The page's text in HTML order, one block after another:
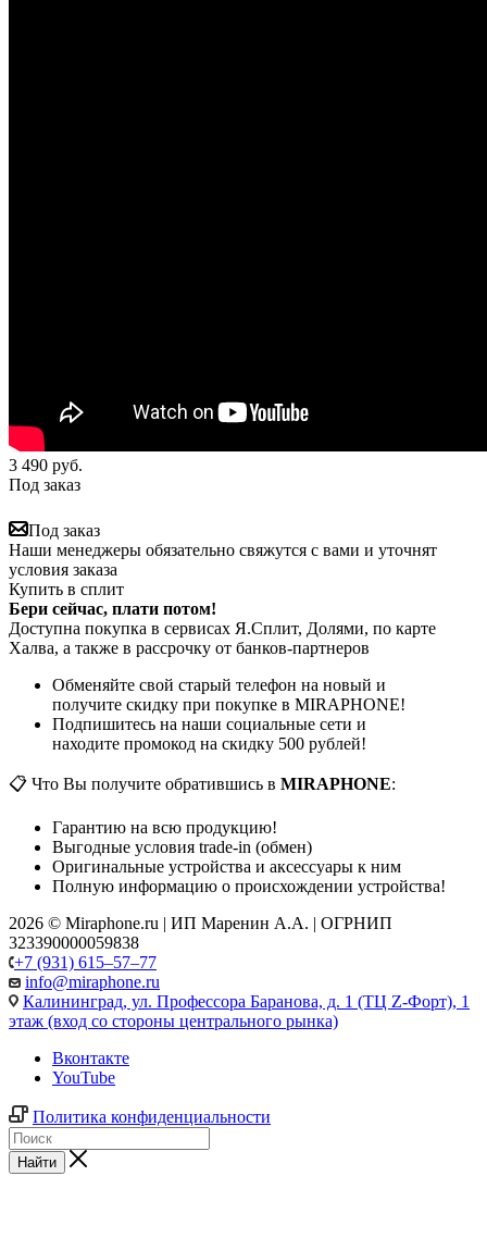
3 490 руб.
Под заказ
Под заказ
Наши менеджеры обязательно свяжутся с вами и уточнят
условия заказа
Купить в сплит
Бери сейчас, плати потом!
Доступна покупка в сервисах Я.Сплит, Долями, по карте
Халва, а также в рассрочку от банков-партнеров
Обменяйте свой старый телефон на новый и
получите скидку при покупке в MIRAPHONE!
Подпишитесь на наши социальные сети и
находите промокод на скидку 500 рублей!
📋 Что Вы получите обратившись в MIRAPHONE:
Гарантию на всю продукцию!
Выгодные условия trade-in (обмен)
Оригинальные устройства и аксессуары к ним
Полную информацию о происхождении устройства!
2026 © Miraphone.ru | ИП Маренин А.А. | ОГРНИП
323390000059838
+7 (931) 615‒57‒77
info@miraphone.ru
Калининград, ул. Профессора Баранова, д. 1 (ТЦ Z-Форт), 1
этаж (вход со стороны центрального рынка)
Вконтакте
YouTube
Политика конфиденциальности
Найти